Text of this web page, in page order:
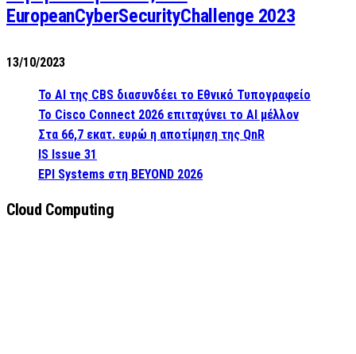
EuropeanCyberSecurityChallenge 2023
13/10/2023
Το AI της CBS διασυνδέει το Εθνικό Τυπογραφείο
Το Cisco Connect 2026 επιταχύνει το AI μέλλον
Στα 66,7 εκατ. ευρώ η αποτίμηση της QnR
IS Issue 31
EPI Systems στη BEYOND 2026
Cloud Computing